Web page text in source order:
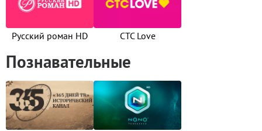
Русский роман HD СТС Love
Познавательные